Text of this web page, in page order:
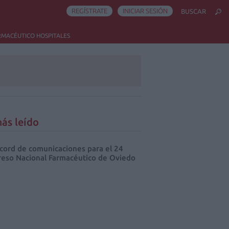
HOSPITALES
REGÍSTRATE INICIAR SESIÓN BUSCAR
leído
de comunicaciones para el 24
Nacional Farmacéutico de Oviedo